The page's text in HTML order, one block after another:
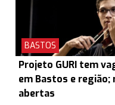
BASTOS
Projeto GURI tem
em Bastos e
abertas